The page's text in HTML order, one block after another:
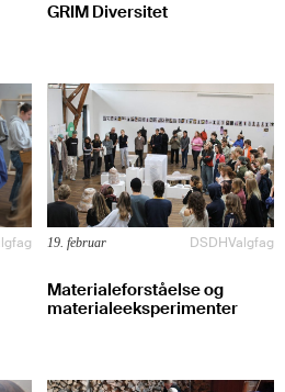
GRIM Diversitet
19. februar DSDHValgfag
Materialeforståelse og
materialeeksperimenter